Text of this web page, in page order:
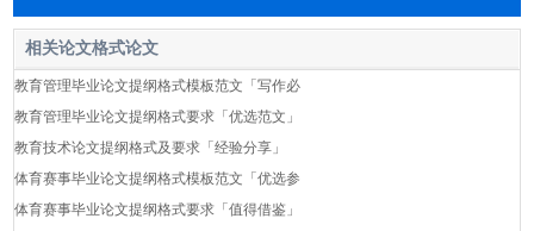
相关论文格式论文
教育管理毕业论文提纲格式模板范文「写作必
教育管理毕业论文提纲格式要求「优选范文」
教育技术论文提纲格式及要求「经验分享」
体育赛事毕业论文提纲格式模板范文「优选参
体育赛事毕业论文提纲格式要求「值得借鉴」